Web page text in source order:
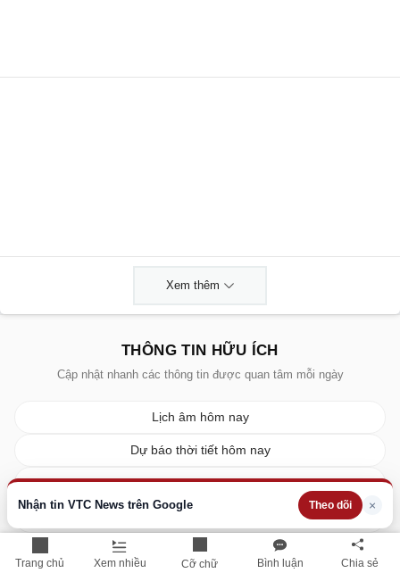
Trang chủ Xem nhiều Cỡ chữ Bình luận Chia sẻ
Nhận tin VTC News trên Google Theo dõi ×
Xem thêm
THÔNG TIN HỮU ÍCH
Cập nhật nhanh các thông tin được quan tâm mỗi ngày
Lịch âm hôm nay
Dự báo thời tiết hôm nay
Giá vàng hôm nay
Giá bạc hôm nay
Tỷ giá ngoại tệ